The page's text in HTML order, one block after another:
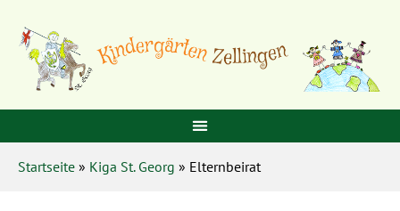
Startseite » Kiga St. Georg » Elternbeirat